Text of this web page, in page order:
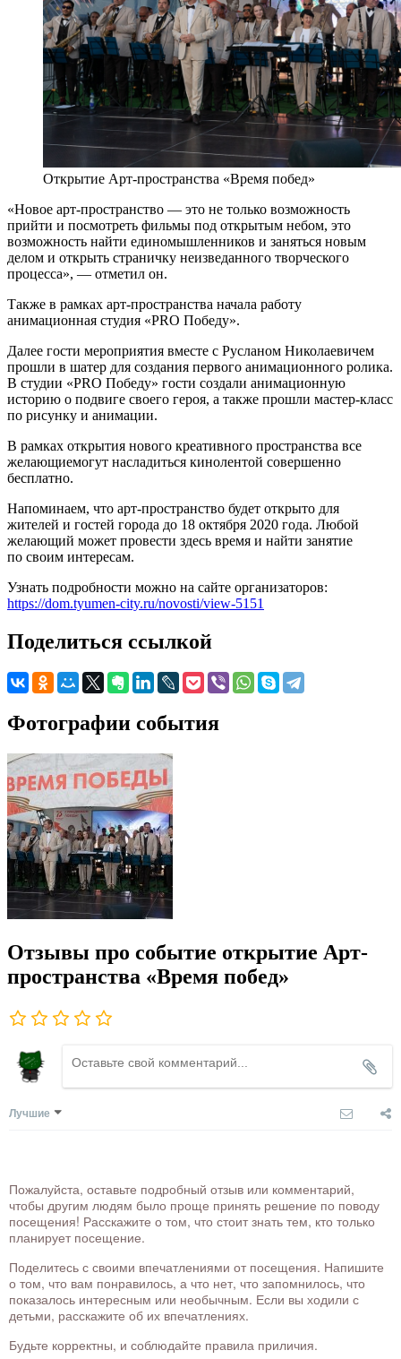
Открытие Арт-пространства «Время побед»
«Новое арт-пространство — это не только возможность
прийти и посмотреть фильмы под открытым небом, это
возможность найти единомышленников и заняться новым
делом и открыть страничку неизведанного творческого
процесса», — отметил он.
Также в рамках арт-пространства начала работу
анимационная студия «PRO Победу».
Далее гости мероприятия вместе с Русланом Николаевичем
прошли в шатер для создания первого анимационного ролика.
В студии «PRO Победу» гости создали анимационную
историю о подвиге своего героя, а также прошли мастер-класс
по рисунку и анимации.
В рамках открытия нового креативного пространства все
желающиемогут насладиться кинолентой совершенно
бесплатно.
Напоминаем, что арт-пространство будет открыто для
жителей и гостей города до 18 октября 2020 года. Любой
желающий может провести здесь время и найти занятие
по своим интересам.
Узнать подробности можно на сайте организаторов:
https://dom.tyumen-city.ru/novosti/view-5151
Поделиться ссылкой
Фотографии события
Отзывы про событие открытие Арт-
пространства «Время побед»
Лучшие
Пожалуйста, оставьте подробный отзыв или комментарий,
чтобы другим людям было проще принять решение по поводу
посещения! Расскажите о том, что стоит знать тем, кто только
планирует посещение.
Поделитесь с своими впечатлениями от посещения. Напишите
о том, что вам понравилось, а что нет, что запомнилось, что
показалось интересным или необычным. Если вы ходили с
детьми, расскажите об их впечатлениях.
Будьте корректны, и соблюдайте правила приличия.